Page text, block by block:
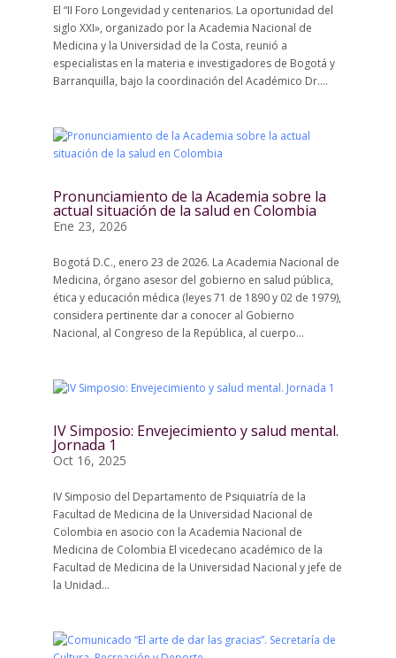
El “II Foro Longevidad y centenarios. La oportunidad del
siglo XXI», organizado por la Academia Nacional de
Medicina y la Universidad de la Costa, reunió a
especialistas en la materia e investigadores de Bogotá y
Barranquilla, bajo la coordinación del Académico Dr....
Pronunciamiento de la Academia sobre la
actual situación de la salud en Colombia
Ene 23, 2026
Bogotá D.C., enero 23 de 2026. La Academia Nacional de
Medicina, órgano asesor del gobierno en salud pública,
ética y educación médica (leyes 71 de 1890 y 02 de 1979),
considera pertinente dar a conocer al Gobierno
Nacional, al Congreso de la República, al cuerpo...
IV Simposio: Envejecimiento y salud mental.
Jornada 1
Oct 16, 2025
IV Simposio del Departamento de Psiquiatría de la
Facultad de Medicina de la Universidad Nacional de
Colombia en asocio con la Academia Nacional de
Medicina de Colombia El vicedecano académico de la
Facultad de Medicina de la Universidad Nacional y jefe de
la Unidad...